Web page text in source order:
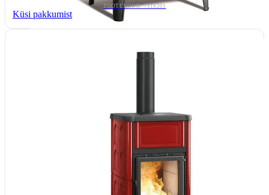
TOOTEKOOD: 7119201
Küsi pakkumist